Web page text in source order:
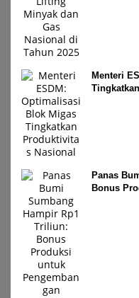
Menteri
Panas
Bonus